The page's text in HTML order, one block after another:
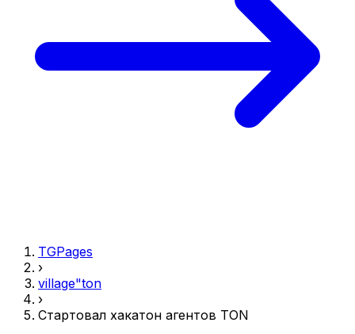
TGPages
›
village"ton
›
Стартовал хакатон агентов TON